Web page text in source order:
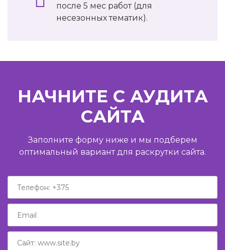
после 5 мес работ (для
несезонных тематик).
НАЧНИТЕ С АУДИТА
САЙТА
Заполните форму ниже и мы подберем
оптимальный вариант для раскрутки сайта.